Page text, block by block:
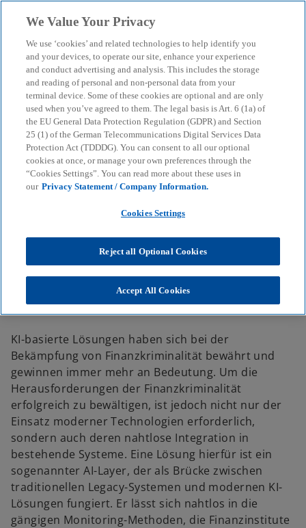
menu search
Mit künstlicher Intelligenz
Finanzkriminalität
bekämpfen
Mit einem AI-Layer können Finanzinstitute KI-
Technologien zur Bekämpfung von
Finanzkriminalität nahtlos in bestehende
KPMG Insights
Corporate Governance & Compliance
Cyber Security & Tech Regulation
Mit künstlicher Intelligenz Finanzkriminalität bekämpfen
KI-basierte Lösungen haben sich bei der
Bekämpfung von Finanzkriminalität bewährt und
gewinnen immer mehr an Bedeutung. Um die
Herausforderungen der Finanzkriminalität
erfolgreich zu bewältigen, ist jedoch nicht nur der
Einsatz moderner Technologien erforderlich,
sondern auch deren nahtlose Integration in
bestehende Systeme. Eine Lösung hierfür ist ein
sogenannter AI-Layer, der als Brücke zwischen
traditionellen Legacy-Systemen und modernen KI-
Lösungen fungiert. Er lässt sich nahtlos in die
gängigen Monitoring-Methoden, die Finanzinstitute
We Value Your Privacy
We use ‘cookies’ and related technologies to help identify you
and your devices, to operate our site, enhance your experience
and conduct advertising and analysis. This includes the storage
and reading of personal and non-personal data from your
terminal device. Some of these cookies are optional and are only
used when you’ve agreed to them. The legal basis is Art. 6 (1a) of
the EU General Data Protection Regulation (GDPR) and Section
25 (1) of the German Telecommunications Digital Services Data
Protection Act (TDDDG). You can consent to all our optional
cookies at once, or manage your own preferences through the
“Cookies Settings”. You can read more about these uses in
our Privacy Statement / Company Information.
Cookies Settings
Reject all Optional Cookies
Accept All Cookies